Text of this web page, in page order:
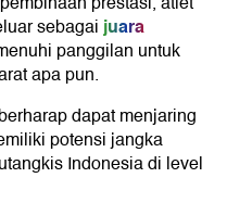
sebagaijuara
panggilan untuk
apa pun.
dapat menjaring
potensi jangka
Indonesia di level